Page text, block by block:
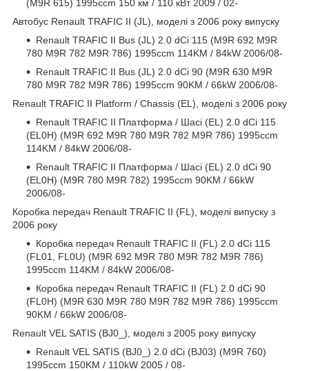
(M9R 615) 1995ccm 150 км / 110 кВт 2009 / 02-
Автобус Renault TRAFIC II (JL), моделі з 2006 року випуску
Renault TRAFIC II Bus (JL) 2.0 dCi 115 (M9R 692 M9R
780 M9R 782 M9R 786) 1995ccm 114KM / 84kW 2006/08-
Renault TRAFIC II Bus (JL) 2.0 dCi 90 (M9R 630 M9R
780 M9R 782 M9R 786) 1995ccm 90KM / 66kW 2006/08-
Renault TRAFIC II Platform / Chassis (EL), моделі з 2006 року
Renault TRAFIC II Платформа / Шасі (EL) 2.0 dCi 115
(EL0H) (M9R 692 M9R 780 M9R 782 M9R 786) 1995ccm
114KM / 84kW 2006/08-
Renault TRAFIC II Платформа / Шасі (EL) 2.0 dCi 90
(EL0H) (M9R 780 M9R 782) 1995ccm 90KM / 66kW
2006/08-
Коробка передач Renault TRAFIC II (FL), моделі випуску з
2006 року
Коробка передач Renault TRAFIC II (FL) 2.0 dCi 115
(FL01, FL0U) (M9R 692 M9R 780 M9R 782 M9R 786)
1995ccm 114KM / 84kW 2006/08-
Коробка передач Renault TRAFIC II (FL) 2.0 dCi 90
(FL0H) (M9R 630 M9R 780 M9R 782 M9R 786) 1995ccm
90KM / 66kW 2006/08-
Renault VEL SATIS (BJ0_), моделі з 2005 року випуску
Renault VEL SATIS (BJ0_) 2.0 dCi (BJ03) (M9R 760)
1995ccm 150KM / 110kW 2005 / 08-